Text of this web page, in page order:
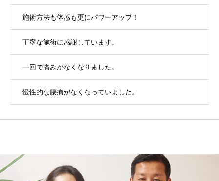
施術方法も体感も更にパワーアップ！
丁寧な施術に感謝しています。
一回で痛みがなくなりました。
慢性的な腰痛がなくなっていました。